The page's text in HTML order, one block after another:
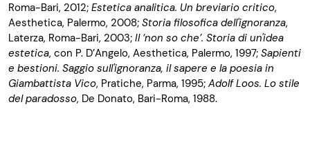
Roma-Bari, 2012; Estetica analitica. Un breviario critico,
Aesthetica, Palermo, 2008; Storia filosofica dell'ignoranza,
Laterza, Roma-Bari, 2003; Il ‘non so che’. Storia di un'idea
estetica, con P. D’Angelo, Aesthetica, Palermo, 1997; Sapienti
e bestioni. Saggio sull'ignoranza, il sapere e la poesia in
Giambattista Vico, Pratiche, Parma, 1995; Adolf Loos. Lo stile
del paradosso, De Donato, Bari-Roma, 1988.